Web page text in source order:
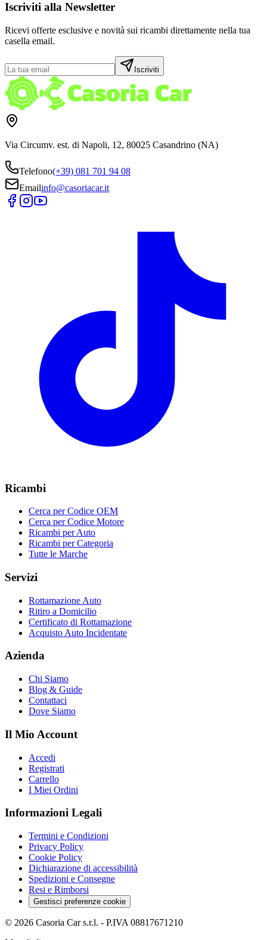
Iscriviti alla Newsletter
Ricevi offerte esclusive e novità sui ricambi direttamente nella tua
casella email.
Iscriviti
Via Circumv. est. di Napoli, 12, 80025 Casandrino (NA)
Telefono(+39) 081 701 94 08
Emailinfo@casoriacar.it
Ricambi
Cerca per Codice OEM
Cerca per Codice Motore
Ricambi per Auto
Ricambi per Categoria
Tutte le Marche
Servizi
Rottamazione Auto
Ritiro a Domicilio
Certificato di Rottamazione
Acquisto Auto Incidentate
Azienda
Chi Siamo
Blog & Guide
Contattaci
Dove Siamo
Il Mio Account
Accedi
Registrati
Carrello
I Miei Ordini
Informazioni Legali
Termini e Condizioni
Privacy Policy
Cookie Policy
Dichiarazione di accessibilità
Spedizioni e Consegne
Resi e Rimborsi
Gestisci preferenze cookie
© 2026 Casoria Car s.r.l. - P.IVA 08817671210